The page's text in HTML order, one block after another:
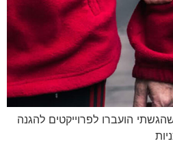
הועברו לפרוייקטים להגנה